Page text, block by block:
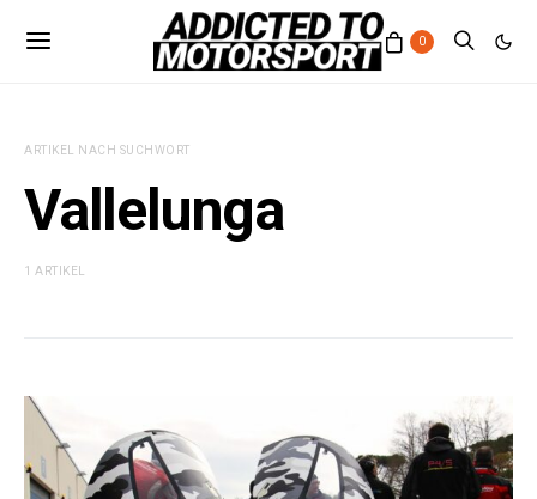
0
ARTIKEL NACH SUCHWORT
Vallelunga
1 ARTIKEL